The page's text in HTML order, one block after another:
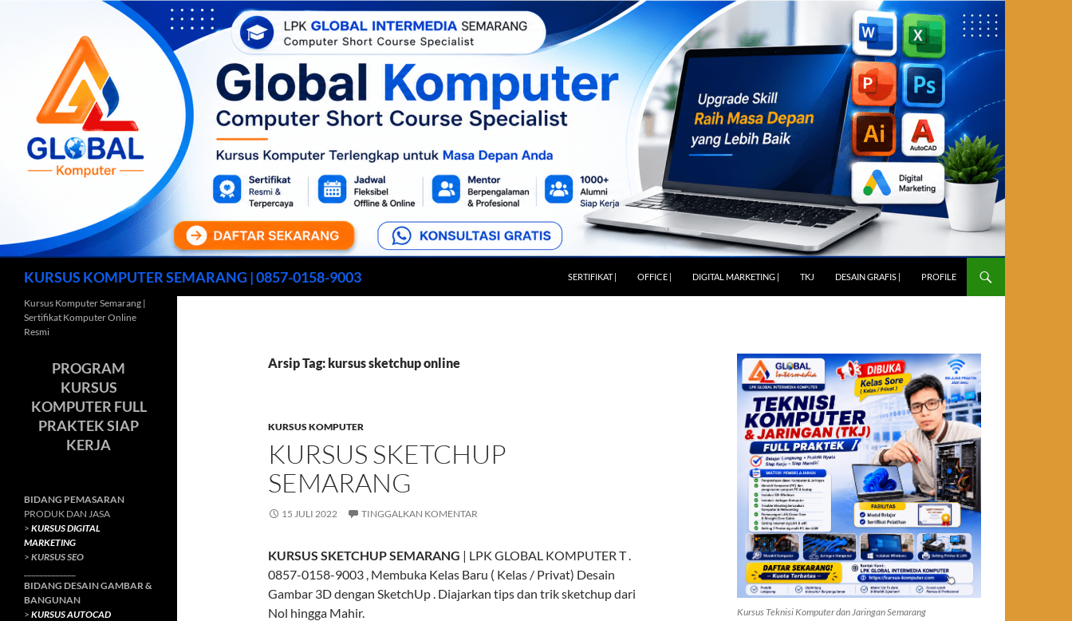
KURSUS KOMPUTER SEMARANG | 0857-0158-9003
SERTIFIKAT |
OFFICE | DIGITAL MARKETING | TKJ DESAIN GRAFIS | PROFILE
Arsip Tag: kursus sketchup online
KURSUS KOMPUTER
KURSUS SKETCHUP
SEMARANG
15 JULI 2022 TINGGALKAN KOMENTAR
KURSUS SKETCHUP SEMARANG | LPK GLOBAL KOMPUTER T .
0857-0158-9003 , Membuka Kelas Baru ( Kelas / Privat) Desain
Gambar 3D dengan SketchUp . Diajarkan tips dan trik sketchup dari
Nol hingga Mahir.
Kursus Teknisi Komputer dan Jaringan Semarang
Kursus Komputer Semarang |
Sertifikat Komputer Online
Resmi
PROGRAM
KURSUS
KOMPUTER FULL
PRAKTEK SIAP
KERJA
BIDANG PEMASARAN
PRODUK DAN JASA
> KURSUS DIGITAL
MARKETING
> KURSUS SEO
BIDANG DESAIN GAMBAR &
BANGUNAN
> KURSUS AUTOCAD